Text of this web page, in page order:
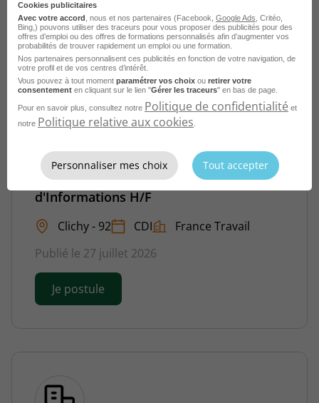
Je postule
Ingénieur Commercial des Flux
d'Informations H/F
Clichy - 92 CDI
France Travail
Publié le 27 juillet 2026
Je postule
Cookies publicitaires
Avec votre accord , nous et nos partenaires (Facebook, Google Ads , Critéo,
Bing,) pouvons utiliser des traceurs pour vous proposer des publicités pour des
offres d’emploi ou des offres de formations personnalisés afin d’augmenter vos
probabilités de trouver rapidement un emploi ou une formation.
Nos partenaires personnalisent ces publicités en fonction de votre navigation, de
votre profil et de vos centres d’intérêt.
Vous pouvez à tout moment paramétrer vos choix ou retirer votre
consentement en cliquant sur le lien "Gérer les traceurs" en bas de page.
Pour en savoir plus, consultez notre Politique de confidentialité et
notre Politique relative aux cookies
Personnaliser mes choix Tout accepter